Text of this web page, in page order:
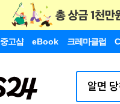
중고샵 eBook 크레마클럽